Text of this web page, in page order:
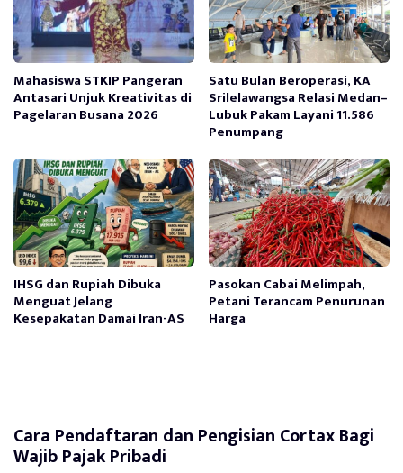
Mahasiswa STKIP Pangeran
Antasari Unjuk Kreativitas di
Pagelaran Busana 2026
Satu Bulan Beroperasi, KA
Srilelawangsa Relasi Medan–
Lubuk Pakam Layani 11.586
Penumpang
IHSG dan Rupiah Dibuka
Menguat Jelang
Kesepakatan Damai Iran-AS
Pasokan Cabai Melimpah,
Petani Terancam Penurunan
Harga
Cara Pendaftaran dan Pengisian Cortax Bagi
Wajib Pajak Pribadi